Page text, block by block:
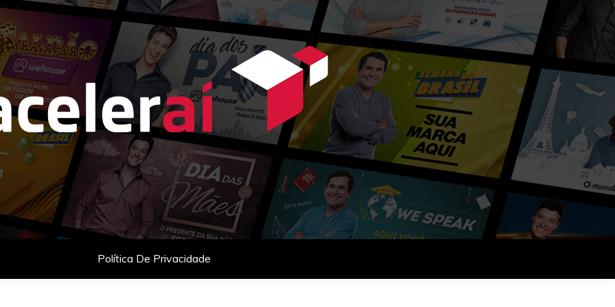
com celebridades e planejamento comercial para empresas que querem vender mais.
Política De Privacidade